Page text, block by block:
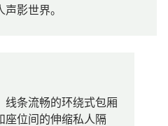
影世界。
线条流畅的环绕式包厢
座位间的伸缩私人隔